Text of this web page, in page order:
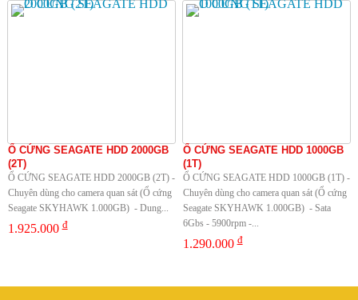
Ổ CỨNG SEAGATE HDD 2000GB
(2T)
Ổ CỨNG SEAGATE HDD 2000GB (2T) -
Chuyên dùng cho camera quan sát (Ổ cứng
Seagate SKYHAWK 1.000GB) - Dung...
1.925.000đ
Ổ CỨNG SEAGATE HDD 1000GB
(1T)
Ổ CỨNG SEAGATE HDD 1000GB (1T) -
Chuyên dùng cho camera quan sát (Ổ cứng
Seagate SKYHAWK 1.000GB) - Sata
6Gbs - 5900rpm -...
1.290.000đ